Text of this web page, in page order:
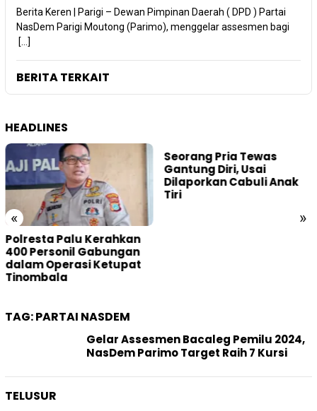
Berita Keren | Parigi – Dewan Pimpinan Daerah ( DPD ) Partai
NasDem Parigi Moutong (Parimo), menggelar assesmen bagi
[…]
BERITA TERKAIT
HEADLINES
« »
Polresta Palu Kerahkan
400 Personil Gabungan
dalam Operasi Ketupat
Tinombala
Seorang Pria Tewas
Gantung Diri, Usai
Dilaporkan Cabuli Anak
Tiri
TAG:PARTAI NASDEM
Gelar Assesmen Bacaleg Pemilu 2024,
NasDem Parimo Target Raih 7 Kursi
TELUSUR